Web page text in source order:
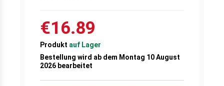
€16.89
Produkt auf Lager
Bestellung wird ab dem Montag 10 August
2026 bearbeitet